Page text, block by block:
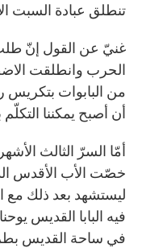
تنطلق عبادة السبت
غنيّ عن القول إنّ طلب
الحرب وانطلقت
من البابوات
أن أصبح يمكننا
أمّا السرّ الثالث
خصّت الأب الأقدس
ليستشهد بعد ذلك مع
فيه البابا القديس
في ساحة القديس